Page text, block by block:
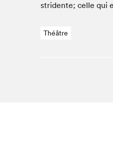
stri­dente; celle qui
Théâtre